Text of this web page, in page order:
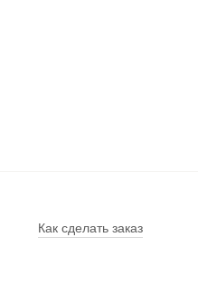
Как сделать заказ